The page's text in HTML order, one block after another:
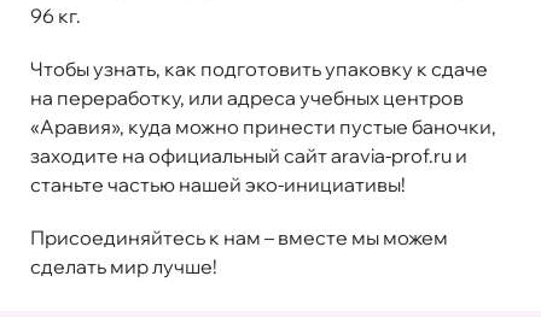
96 кг.
Чтобы узнать, как подготовить упаковку к сдаче
на переработку, или адреса учебных центров
«Аравия», куда можно принести пустые баночки,
заходите на официальный сайтaravia-prof.ru и
станьте частью нашей эко-инициативы!
Присоединяйтесь к нам – вместе мы можем
сделать мир лучше!